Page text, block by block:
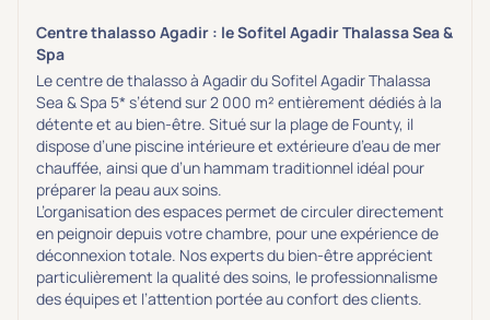
Centre thalasso Agadir : le Sofitel Agadir Thalassa Sea &
Spa
Le centre de thalasso à Agadir duSofitel Agadir Thalassa
Sea & Spa 5* s’étend sur 2 000 m² entièrement dédiés à la
détente et au bien-être. Situé sur la plage de Founty, il
dispose d’une piscine intérieure et extérieure d’eau de mer
chauffée, ainsi que d’un hammam traditionnel idéal pour
préparer la peau aux soins.
L’organisation des espaces permet de circuler directement
en peignoir depuis votre chambre, pour une expérience de
déconnexion totale. Nos experts du bien-être apprécient
particulièrement la qualité des soins, le professionnalisme
des équipes et l’attention portée au confort des clients.